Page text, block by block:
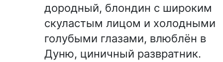
дородный, блондин с широким
скуластым лицом и холодными
голубыми глазами, влюблён в
Дуню, циничный развратник.